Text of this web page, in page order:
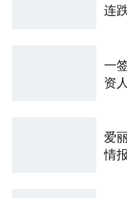
连
一
资
爱
情